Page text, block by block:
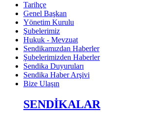
Tarihçe
Genel Başkan
Yönetim Kurulu
Şubelerimiz
Hukuk - Mevzuat
Sendikamızdan Haberler
Şubelerimizden Haberler
Sendika Duyuruları
Sendika Haber Arşivi
Bize Ulaşın
SENDİKALAR